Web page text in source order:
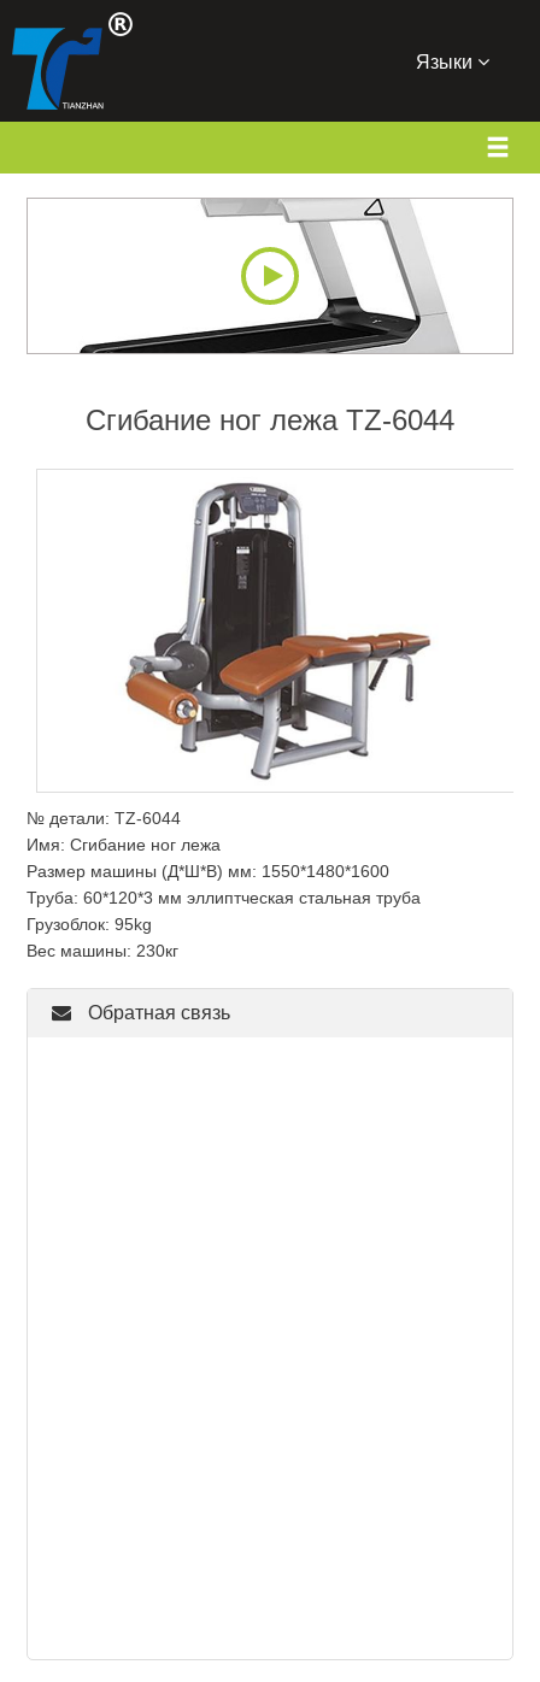
Языки
Сгибание ног лежа TZ-6044
№ детали: TZ-6044
Имя: Сгибание ног лежа
Размер машины (Д*Ш*В) мм: 1550*1480*1600
Труба: 60*120*3 мм эллиптческая стальная труба
Грузоблок: 95kg
Вес машины: 230кг
Обратная связь